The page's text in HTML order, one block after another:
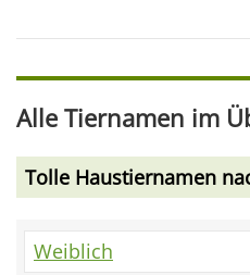
Alle Tiernamen im
Tolle Haustiernamen
Weiblich